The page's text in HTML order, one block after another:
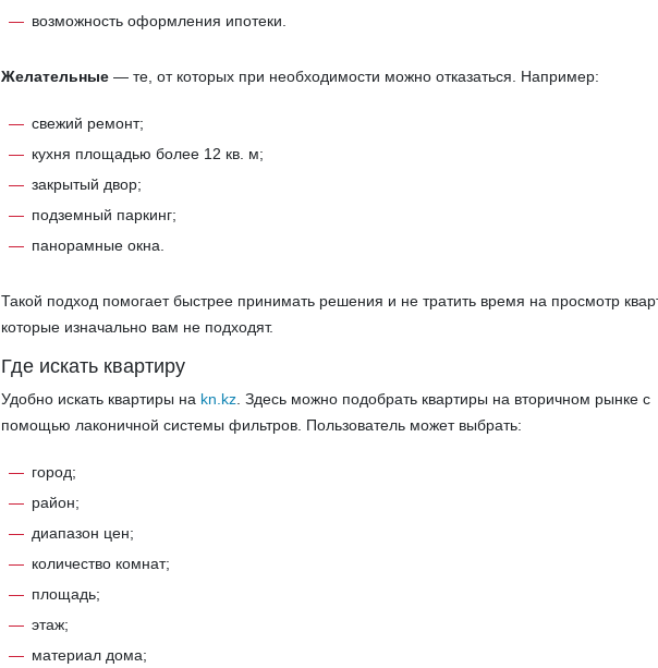
возможность оформления ипотеки.
Желательные — те, от которых при необходимости можно отказаться. Например:
свежий ремонт;
кухня площадью более 12 кв. м;
закрытый двор;
подземный паркинг;
панорамные окна.
Такой подход помогает быстрее принимать решения и не тратить время на просмотр
которые изначально вам не подходят.
Где искать квартиру
Удобно искать квартиры на kn.kz . Здесь можно подобрать квартиры на вторичном рынке с
помощью лаконичной системы фильтров. Пользователь может выбрать:
город;
район;
диапазон цен;
количество комнат;
площадь;
этаж;
материал дома;